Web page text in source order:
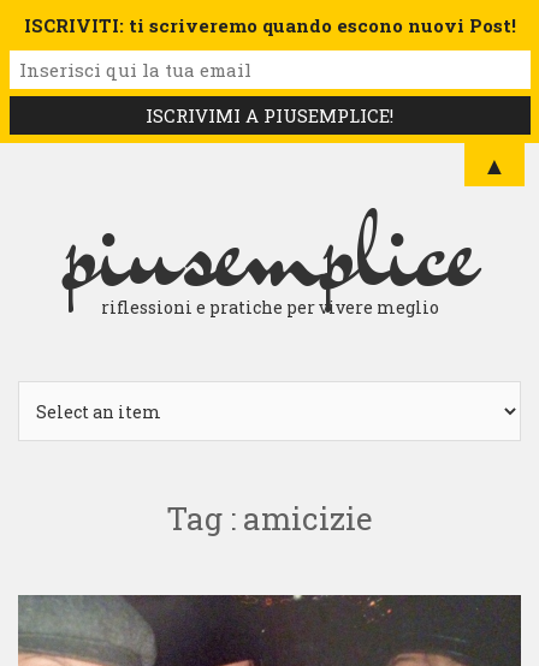
piusemplice
riflessioni e pratiche per vivere meglio
Tag : amicizie
ISCRIVITI: ti scriveremo quando escono nuovi Post!
▲